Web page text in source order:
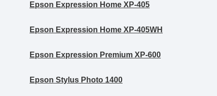
Epson Expression Home XP-405
Epson Expression Home XP-405WH
Epson Expression Premium XP-600
Epson Stylus Photo 1400